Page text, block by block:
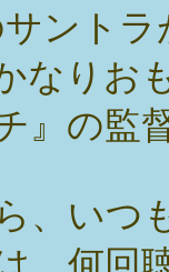
ント
なりお
』の監
、いつ